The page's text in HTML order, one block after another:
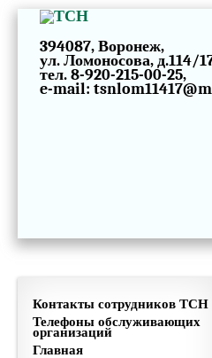
394087, Воронеж,
ул. Ломоносова, д.114/
тел. 8-920-215-00-25,
e-mail:
Контакты сотрудников ТСН
Телефоны обслуживающих
организаций
Главная